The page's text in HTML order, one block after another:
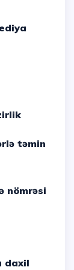
təmin
nömrəsi